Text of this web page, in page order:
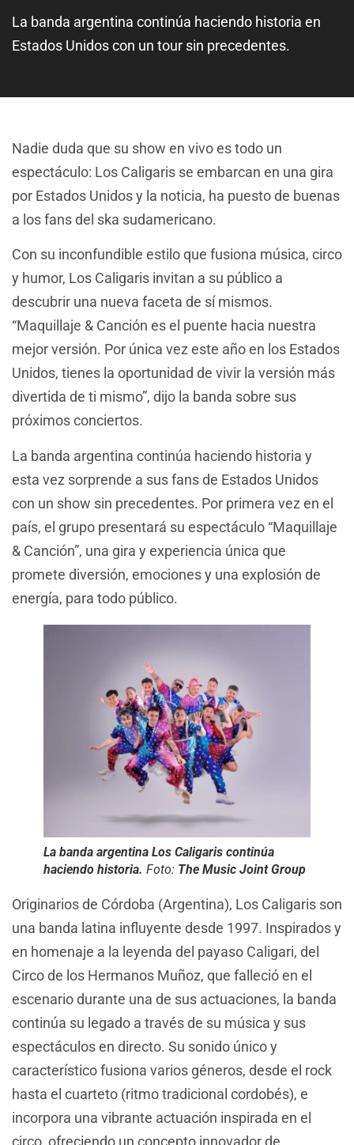
La banda argentina continúa haciendo historia en
Estados Unidos con un tour sin precedentes.
Nadie duda que su show en vivo es todo un
espectáculo: Los Caligaris se embarcan en una gira
por Estados Unidos y la noticia, ha puesto de buenas
a los fans del ska sudamericano.
Con su inconfundible estilo que fusiona música, circo
y humor, Los Caligaris invitan a su público a
descubrir una nueva faceta de sí mismos.
“Maquillaje & Canción es el puente hacia nuestra
mejor versión. Por única vez este año en los Estados
Unidos, tienes la oportunidad de vivir la versión más
divertida de ti mismo”, dijo la banda sobre sus
próximos conciertos.
La banda argentina continúa haciendo historia y
esta vez sorprende a sus fans de Estados Unidos
con un show sin precedentes. Por primera vez en el
país, el grupo presentará su espectáculo “Maquillaje
& Canción”, una gira y experiencia única que
promete diversión, emociones y una explosión de
energía, para todo público.
La banda argentina Los Caligaris continúa
haciendo historia. Foto: The Music Joint Group
Originarios de Córdoba (Argentina), Los Caligaris son
una banda latina influyente desde 1997. Inspirados y
en homenaje a la leyenda del payaso Caligari, del
Circo de los Hermanos Muñoz, que falleció en el
escenario durante una de sus actuaciones, la banda
continúa su legado a través de su música y sus
espectáculos en directo. Su sonido único y
característico fusiona varios géneros, desde el rock
hasta el cuarteto (ritmo tradicional cordobés), e
incorpora una vibrante actuación inspirada en el
circo, ofreciendo un concepto innovador de